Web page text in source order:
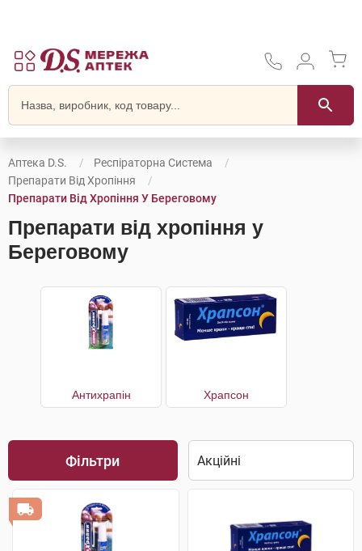
Аптека D.S.
Респіраторна Система
Препарати Від Хропіння
Препарати Від Хропіння У Береговому
Препарати від хропіння у
Береговому
Антихрапін Храпсон
Фільтри